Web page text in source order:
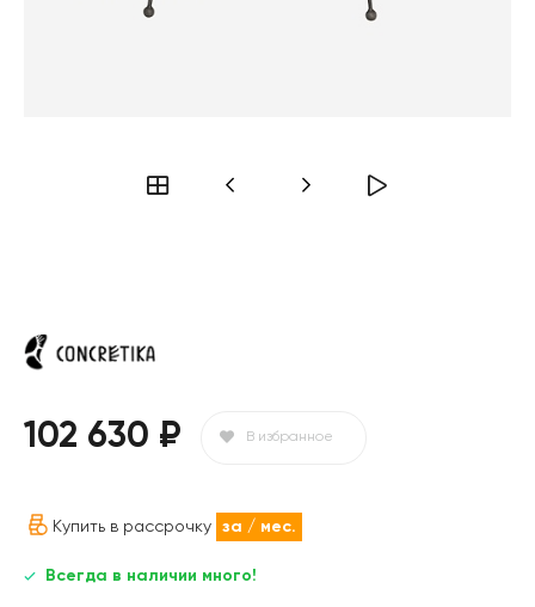
102 630 ₽ В избранное
Купить в рассрочку за / мес.
Всегда в наличии много!